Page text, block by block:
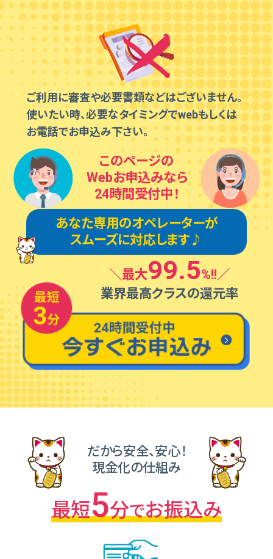
ご利⽤に審査や必要書類などはございません。
使いたい時、必要なタイミングでwebもしくは
お電話でお申込み下さい。
このページの
Webお申込みなら
24時間受付中！
あなた専⽤のオペレーターが
スムーズに対応します♪
＼最⼤99.5%!!／
業界最⾼クラスの還元率
だから安全、安⼼！
現⾦化の仕組み
最短5分でお振込み